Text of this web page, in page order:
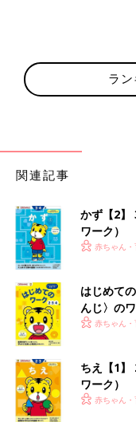
ラ
関連記事
かず【2】
ワーク）
赤ちゃん・
はじめて
んじ〉の
赤ちゃん・
ちえ【1】
ワーク）
赤ちゃん・